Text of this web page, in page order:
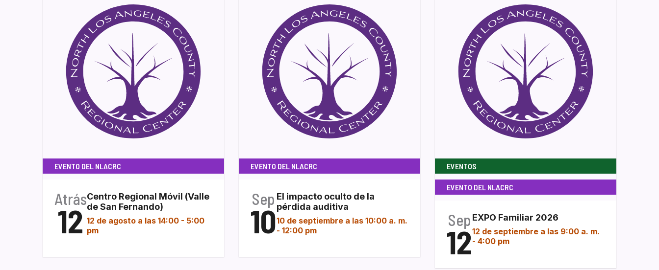
EVENTO DEL NLACRC
Atrás
12
Centro Regional Móvil (Valle
de San Fernando)
12 de agosto a las 14:00 - 5:00
pm
EVENTO DEL NLACRC
Sep
10
El impacto oculto de la
pérdida auditiva
10 de septiembre a las 10:00 a. m.
- 12:00 pm
EVENTOS
EVENTO DEL NLACRC
Sep
12
EXPO Familiar 2026
12 de septiembre a las 9:00 a. m.
- 4:00 pm